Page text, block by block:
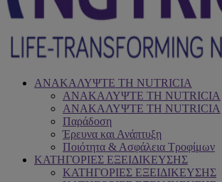
ΑΝΑΚΑΛΥΨΤΕ ΤΗ NUTRICIA
ΑΝΑΚΑΛΥΨΤΕ ΤΗ NUTRICIA
ΑΝΑΚΑΛΥΨΤΕ ΤΗ NUTRICIA
Παράδοση
Έρευνα και Ανάπτυξη
Ποιότητα & Ασφάλεια Τροφίμων
ΚΑΤΗΓΟΡΙΕΣ ΕΞΕΙΔΙΚΕΥΣΗΣ
ΚΑΤΗΓΟΡΙΕΣ ΕΞΕΙΔΙΚΕΥΣΗΣ